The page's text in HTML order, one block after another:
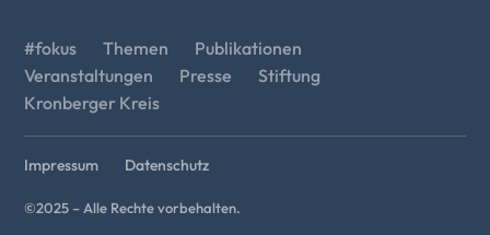
#fokus Themen
Publikationen
Veranstaltungen
Presse
Stiftung
Kronberger Kreis
Impressum Datenschutz
©2025 – Alle Rechte vorbehalten.